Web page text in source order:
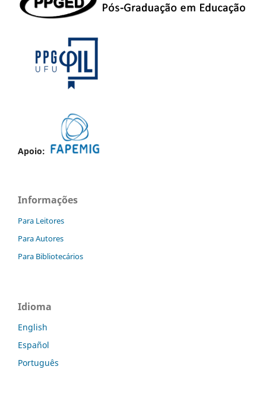
Apoio:
Informações
Para Leitores
Para Autores
Para Bibliotecários
Idioma
English
Español
Português